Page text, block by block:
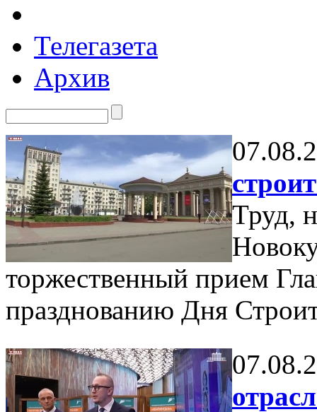
Телегазета
Архив
Труд,
торжественный прием
празднованию Дня